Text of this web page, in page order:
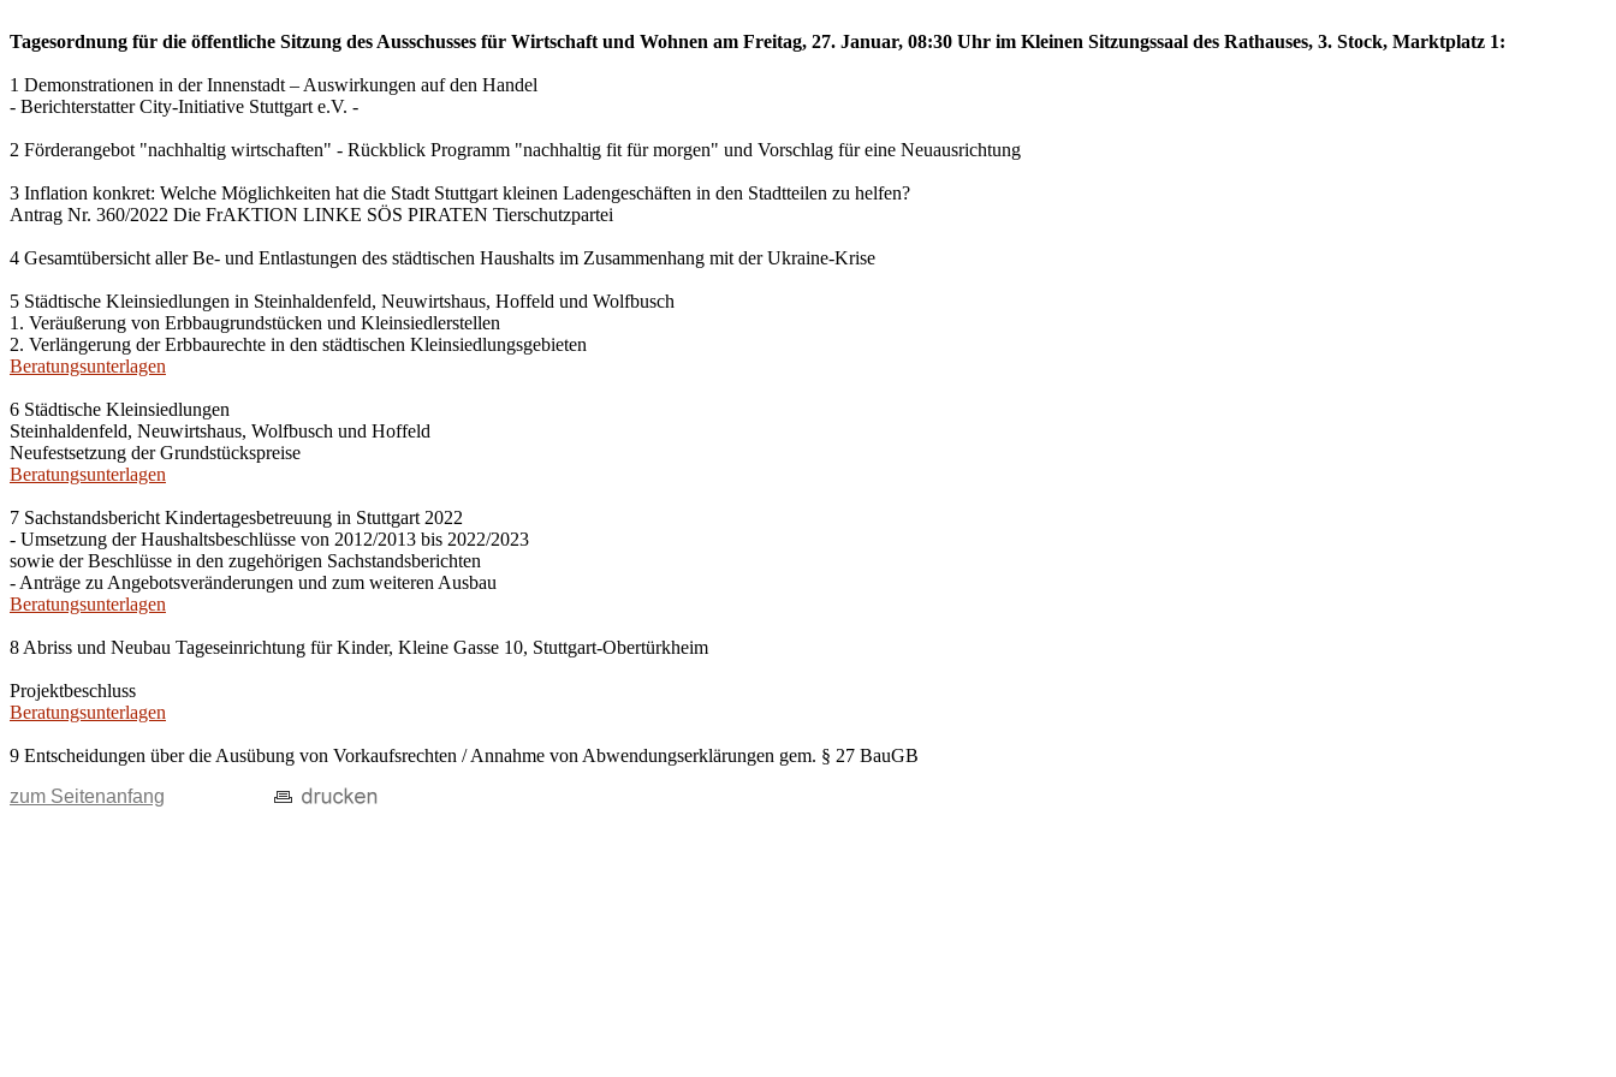
Tagesordnung für die öffentliche Sitzung des Ausschusses für Wirtschaft und Wohnen am Freitag, 27. Januar, 08:30 Uhr im Kleinen Sitzungssaal des Rathauses, 3. Stock, Marktplatz 1:
1 Demonstrationen in der Innenstadt – Auswirkungen auf den Handel
- Berichterstatter City-Initiative Stuttgart e.V. -
2 Förderangebot "nachhaltig wirtschaften" - Rückblick Programm "nachhaltig fit für morgen" und Vorschlag für eine Neuausrichtung
3 Inflation konkret: Welche Möglichkeiten hat die Stadt Stuttgart kleinen Ladengeschäften in den Stadtteilen zu helfen?
Antrag Nr. 360/2022 Die FrAKTION LINKE SÖS PIRATEN Tierschutzpartei
4 Gesamtübersicht aller Be- und Entlastungen des städtischen Haushalts im Zusammenhang mit der Ukraine-Krise
5 Städtische Kleinsiedlungen in Steinhaldenfeld, Neuwirtshaus, Hoffeld und Wolfbusch
1. Veräußerung von Erbbaugrundstücken und Kleinsiedlerstellen
2. Verlängerung der Erbbaurechte in den städtischen Kleinsiedlungsgebieten
Beratungsunterlagen
6 Städtische Kleinsiedlungen
Steinhaldenfeld, Neuwirtshaus, Wolfbusch und Hoffeld
Neufestsetzung der Grundstückspreise
Beratungsunterlagen
7 Sachstandsbericht Kindertagesbetreuung in Stuttgart 2022
- Umsetzung der Haushaltsbeschlüsse von 2012/2013 bis 2022/2023
sowie der Beschlüsse in den zugehörigen Sachstandsberichten
- Anträge zu Angebotsveränderungen und zum weiteren Ausbau
Beratungsunterlagen
8 Abriss und Neubau Tageseinrichtung für Kinder, Kleine Gasse 10, Stuttgart-Obertürkheim
Projektbeschluss
Beratungsunterlagen
9 Entscheidungen über die Ausübung von Vorkaufsrechten / Annahme von Abwendungserklärungen gem. § 27 BauGB
zum Seitenanfang